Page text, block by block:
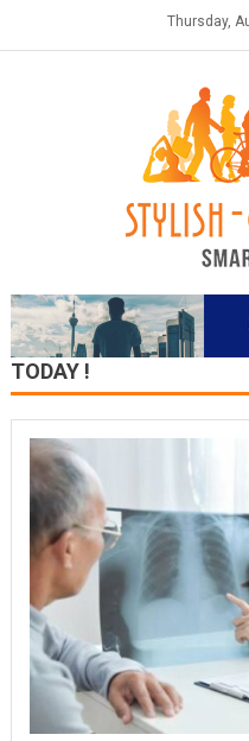
Thursday,
TODAY !